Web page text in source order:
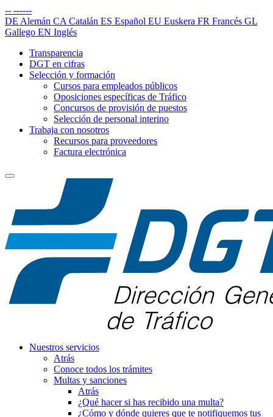
-- ------
DE Alemán CA Catalán ES Español EU Euskera FR Francés GL
Gallego EN Inglés
Transparencia
DGT en cifras
Selección y formación
Cursos para empleados públicos
Oposiciones específicas de Tráfico
Concursos de provisión de puestos
Selección de personal interino
Trabaja con nosotros
Recursos para proveedores
Factura electrónica
Nuestros servicios
Atrás
Conoce todos los trámites
Multas y sanciones
Atrás
¿Qué hacer si has recibido una multa?
¿Cómo y dónde quieres que te notifiquemos tus